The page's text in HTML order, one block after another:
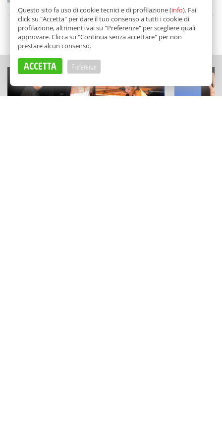
diRedazione
SCELTO DA BALARM
Questo sito fa uso di cookie tecnici e di profilazione (info). Fai
click su "Accetta" per dare il tuo consenso a tutti i cookie di
profilazione, altrimenti vai su "Preferenze" per scegliere quali
approvare. Clicca su "Continua senza accettare" per non
prestare alcun consenso.
ACCETTA Preferenze